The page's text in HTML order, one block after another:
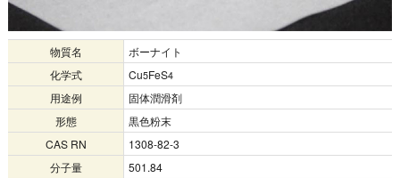
物質名
ボーナイト
化学式
Cu5FeS4
用途例
固体潤滑剤
形態
黒色粉末
CAS RN
1308-82-3
分子量
501.84